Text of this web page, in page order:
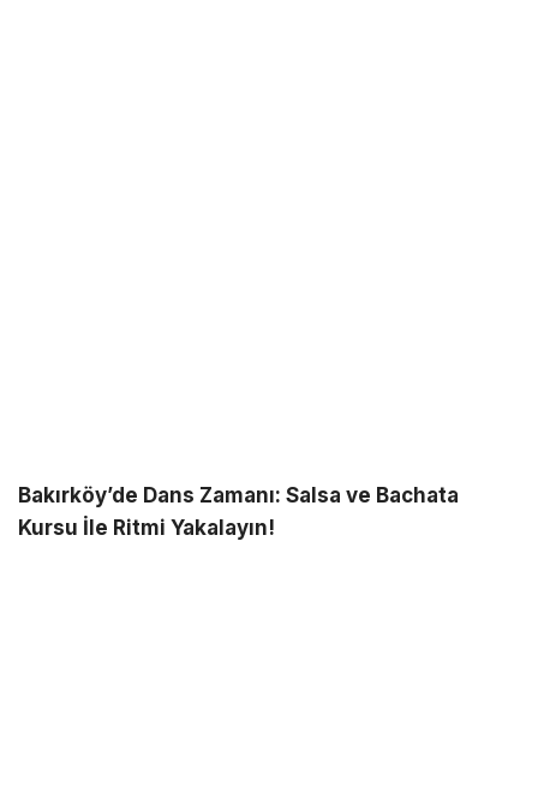
Bakırköy’de Dans Zamanı: Salsa ve Bachata
Kursu İle Ritmi Yakalayın!